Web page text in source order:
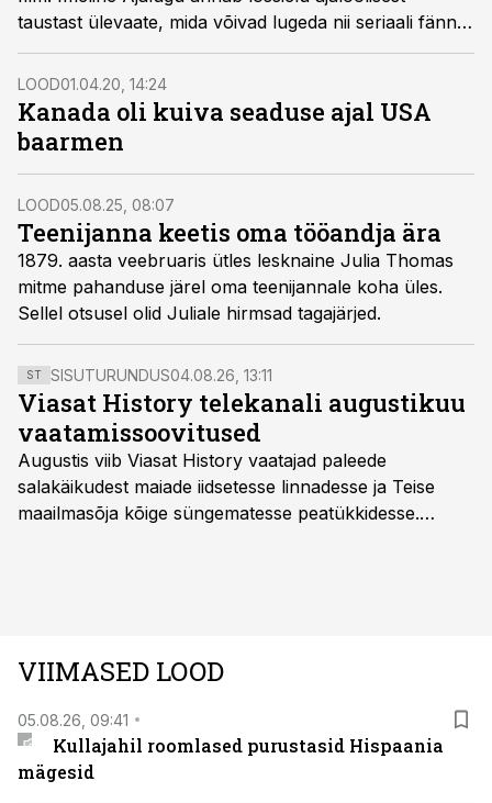
taustast ülevaate, mida võivad lugeda nii seriaali fännid
kui ka need, kes pole ühtki osa näinud.
LOOD01.04.20, 14:24
Kanada oli kuiva seaduse ajal USA
baarmen
LOOD05.08.25, 08:07
Teenijanna keetis oma tööandja ära
1879. aasta veebruaris ütles lesknaine Julia Thomas
mitme pahanduse järel oma teenijannale koha üles.
Sellel otsusel olid Juliale hirmsad tagajärjed.
ST SISUTURUNDUS04.08.26, 13:11
Viasat History telekanali augustikuu
vaatamissoovitused
Augustis viib Viasat History vaatajad paleede
salakäikudest maiade iidsetesse linnadesse ja Teise
maailmasõja kõige süngematesse peatükkidesse.
viasathistory.eu/ee
VIIMASED LOOD
05.08.26, 09:41
Kullajahil roomlased purustasid Hispaania
mägesid